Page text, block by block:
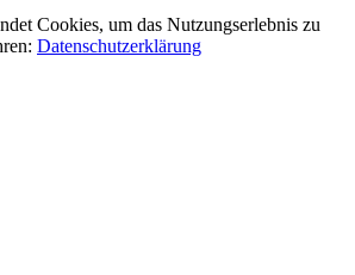
Cookies, um das Nutzungserlebnis zu
Datenschutzerklärung